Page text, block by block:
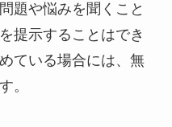
題や悩みを聞くこと
提示することはでき
ている場合には、無
。